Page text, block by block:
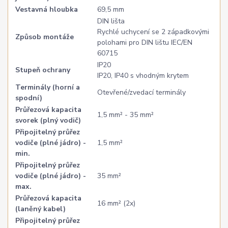
Vestavná hloubka
69,5 mm
Způsob montáže
DIN lišta
Rychlé uchycení se 2 západkovými
polohami pro DIN lištu IEC/EN
60715
Stupeň ochrany
IP20
IP20, IP40 s vhodným krytem
Terminály (horní a
spodní)
Otevřené/zvedací terminály
Průřezová kapacita
svorek (plný vodič)
1,5 mm² - 35 mm²
Připojitelný průřez
vodiče (plné jádro) -
min.
1,5 mm²
Připojitelný průřez
vodiče (plné jádro) -
max.
35 mm²
Průřezová kapacita
(laněný kabel)
16 mm² (2x)
Připojitelný průřez